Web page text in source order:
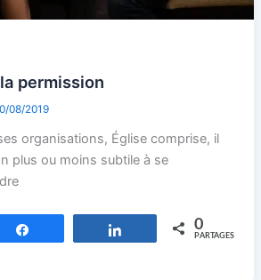
permission
08/2019
organisations, Église comprise, il
plus ou moins subtile à se
Partagez 0
PARTAGES